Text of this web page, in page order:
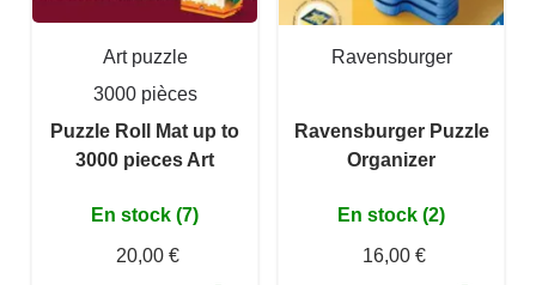
Art puzzle
3000 pièces
Puzzle Roll Mat up to
3000 pieces Art
En stock (7)
20,00 €
Ravensburger
Ravensburger Puzzle
Organizer
En stock (2)
16,00 €